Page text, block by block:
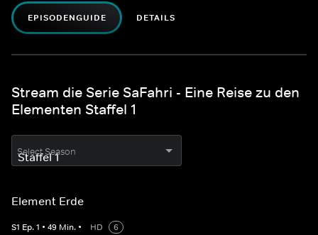
EPISODENGUIDE DETAILS
Stream die Serie SaFahri - Eine Reise zu den
Elementen Staffel 1
Select Season
Element Erde
S1 Ep.1 • 49 Min. • HD
6